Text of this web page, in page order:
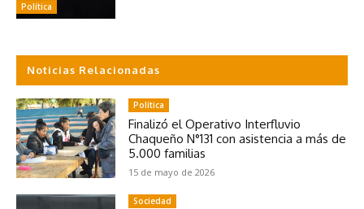
Política
Noticias Relacionadas
Política
Finalizó el Operativo Interfluvio
Chaqueño N°131 con asistencia a más de
5.000 familias
15 de mayo de 2026
Sociedad